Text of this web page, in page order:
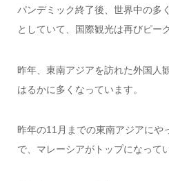
パンデミック終了後、世界中の多
としていて、国際観光は再びピー
昨年、東南アジアを訪れた外国人
はるかに多くなっています。
昨年の11月までの東南アジアにや
で、マレーシアがトップになって